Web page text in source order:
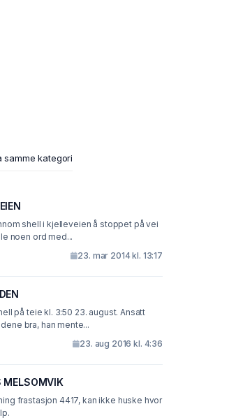
samme kategori
shell i kjelleveien å stoppet på vei
noen ord med...
23. mar 2014 kl. 13:17
på teie kl. 3:50 23. august. Ansatt
bra, han mente...
23. aug 2016 kl. 4:36
MELSOMVIK
frastasjon 4417, kan ikke huske hvor